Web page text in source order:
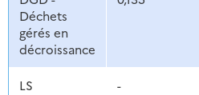
Déchets
gérés en
décroissance
LS -